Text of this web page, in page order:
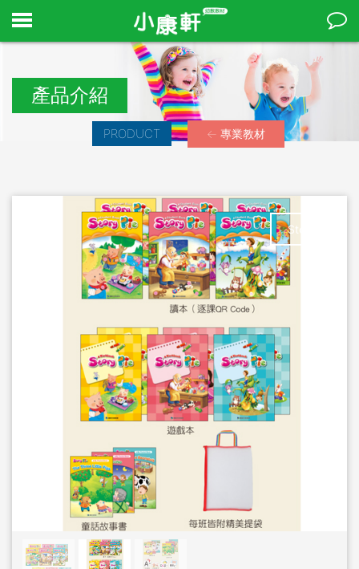
產品介紹
PRODUCT ← 專業教材
Stop